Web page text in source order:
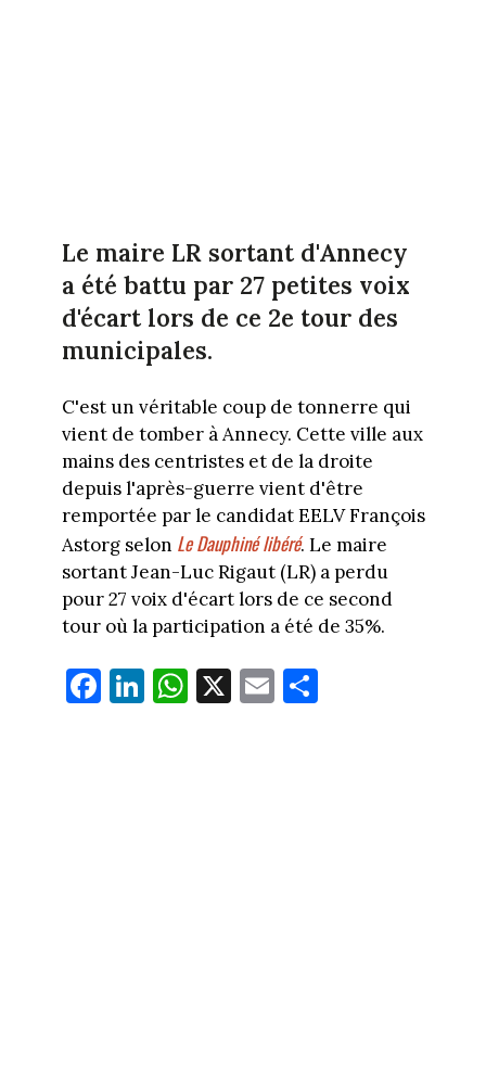
Le maire LR sortant d'Annecy
a été battu par 27 petites voix
d'écart lors de ce 2e tour des
municipales.
C'est un véritable coup de tonnerre qui
vient de tomber à Annecy. Cette ville aux
mains des centristes et de la droite
depuis l'après-guerre vient d'être
remportée par le candidat EELV François
Astorg selon Le Dauphiné libéré. Le maire
sortant Jean-Luc Rigaut (LR) a perdu
pour 27 voix d'écart lors de ce second
tour où la participation a été de 35%.
Fa
ce
Li
nk
W
ha
X E
m
Pa